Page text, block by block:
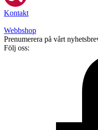
Kontakt
Webbshop
Prenumerera på vårt
Följ oss: